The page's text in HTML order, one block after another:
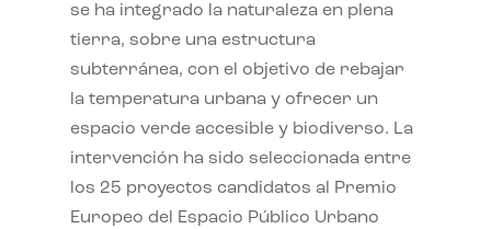
se ha integrado la naturaleza en plena
tierra, sobre una estructura
subterránea, con el objetivo de rebajar
la temperatura urbana y ofrecer un
espacio verde accesible y biodiverso. La
intervención ha sido seleccionada entre
los 25 proyectos candidatos al Premio
Europeo del Espacio Público Urbano